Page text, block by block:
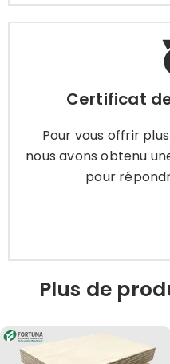
Certificat
Pour vous offrir
nous avons obtenu
pour
Certificat
Pour vous offrir plus
répondre
Plus de